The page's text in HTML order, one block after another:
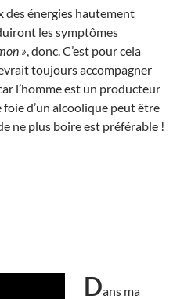
des énergies hautement
les symptômes
» , donc. C’est pour cela
toujours accompagner
l’homme est un producteur
foie d’un alcoolique peut être
ne plus boire est préférable !
Dans ma